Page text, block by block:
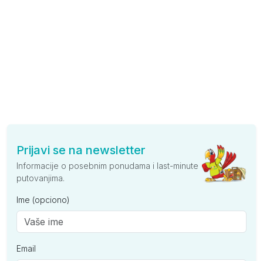
Prijavi se na newsletter
Informacije o posebnim ponudama i last-minute
putovanjima.
Ime (opciono)
Email